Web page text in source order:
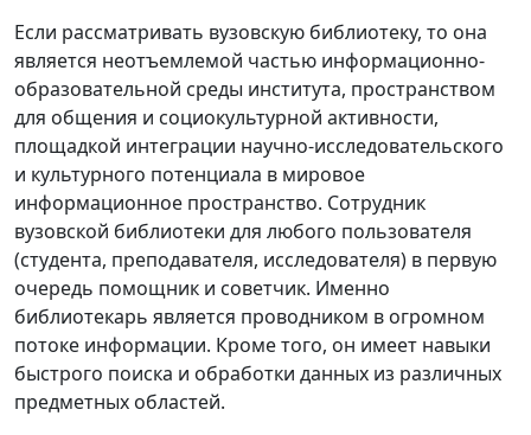
Если рассматривать вузовскую библиотеку, то она
является неотъемлемой частью информационно-
образовательной среды института, пространством
для общения и социокультурной активности,
площадкой интеграции научно-исследовательского
и культурного потенциала в мировое
информационное пространство. Сотрудник
вузовской библиотеки для любого пользователя
(студента, преподавателя, исследователя) в первую
очередь помощник и советчик. Именно
библиотекарь является проводником в огромном
потоке информации. Кроме того, он имеет навыки
быстрого поиска и обработки данных из различных
предметных областей.